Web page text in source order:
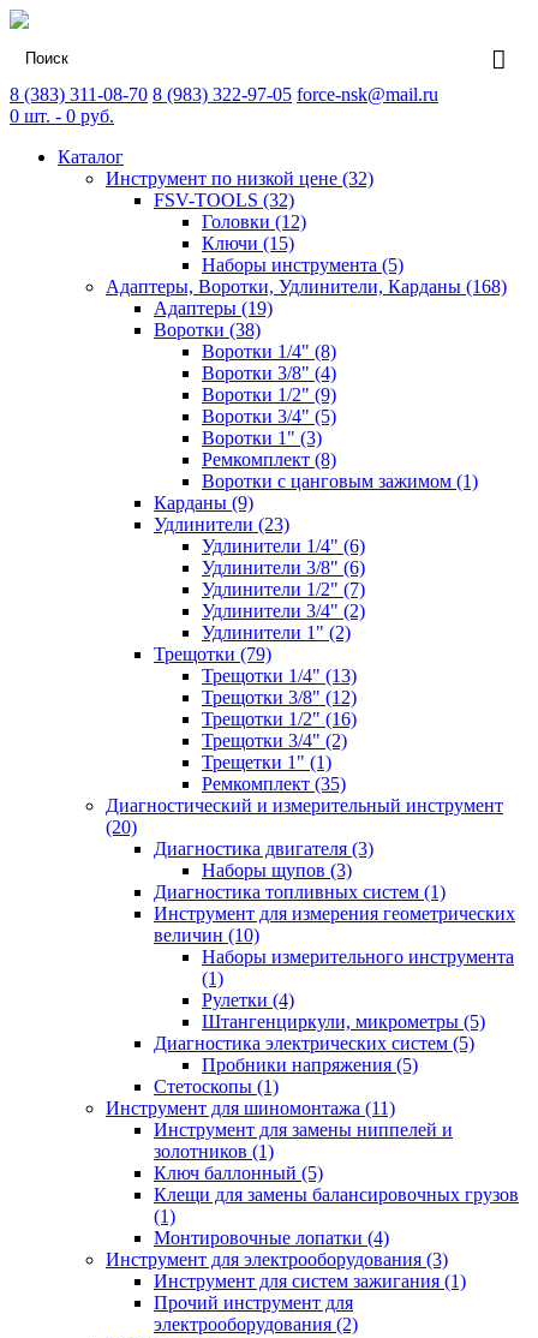
8 (383) 311-08-70 8 (983) 322-97-05 force-nsk@mail.ru
0 шт. - 0 руб.
Каталог
Инструмент по низкой цене (32)
FSV-TOOLS (32)
Головки (12)
Ключи (15)
Наборы инструмента (5)
Адаптеры, Воротки, Удлинители, Карданы (168)
Адаптеры (19)
Воротки (38)
Воротки 1/4" (8)
Воротки 3/8" (4)
Воротки 1/2" (9)
Воротки 3/4" (5)
Воротки 1" (3)
Ремкомплект (8)
Воротки с цанговым зажимом (1)
Карданы (9)
Удлинители (23)
Удлинители 1/4" (6)
Удлинители 3/8" (6)
Удлинители 1/2" (7)
Удлинители 3/4" (2)
Удлинители 1" (2)
Трещотки (79)
Трещотки 1/4" (13)
Трещотки 3/8" (12)
Трещотки 1/2" (16)
Трещотки 3/4" (2)
Трещетки 1" (1)
Ремкомплект (35)
Диагностический и измерительный инструмент
(20)
Диагностика двигателя (3)
Наборы щупов (3)
Диагностика топливных систем (1)
Инструмент для измерения геометрических
величин (10)
Наборы измерительного инструмента
(1)
Рулетки (4)
Штангенциркули, микрометры (5)
Диагностика электрических систем (5)
Пробники напряжения (5)
Стетоскопы (1)
Инструмент для шиномонтажа (11)
Инструмент для замены ниппелей и
золотников (1)
Ключ баллонный (5)
Клещи для замены балансировочных грузов
(1)
Монтировочные лопатки (4)
Инструмент для электрооборудования (3)
Инструмент для систем зажигания (1)
Прочий инструмент для
электрооборудования (2)